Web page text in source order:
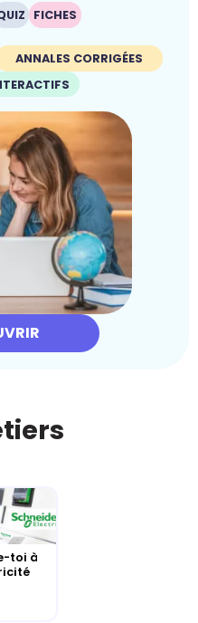
FICHES
ANNALES CORRIGÉES
toi à